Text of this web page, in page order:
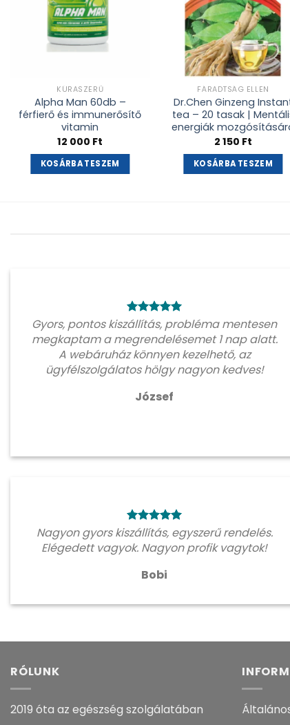
KÚRASZERŰ
Alpha Man 60db –
férfierő és immunerősítő
vitamin
12 000 Ft
KOSÁRBA TESZEM
FÁRADTSÁG ELLEN
Dr.Chen Ginzeng
tea – 20 tasak |
energiák
2 150 Ft
KOSÁRBA TESZEM
Gyors, pontos kiszállítás, probléma mentesen
megkaptam a megrendelésemet 1 nap alatt.
A webáruház könnyen kezelhető, az
ügyfélszolgálatos hölgy nagyon kedves!
József
Nagyon gyors kiszállítás, egyszerű rendelés.
Elégedett vagyok. Nagyon profik vagytok!
Bobi
RÓLUNK
2019 óta az egészség szolgálatában